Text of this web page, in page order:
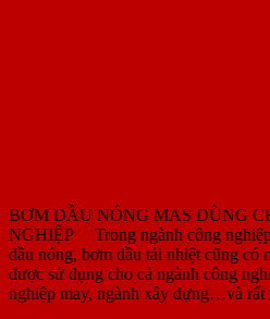
BƠM DẦU NÓNG MAS DÙNG
NGHIỆP Trong ngành công
dầu nóng, bơm dầu tải nhiệt cũng có
được sử dụng cho cả ngành công
nghiệp may, ngành xây dựng…và